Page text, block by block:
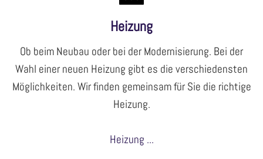
Heizung
Ob beim Neubau oder bei der Modernisierung. Bei der
Wahl einer neuen Heizung gibt es die verschiedensten
Möglichkeiten. Wir finden gemeinsam für Sie die richtige
Heizung.
Heizung ...